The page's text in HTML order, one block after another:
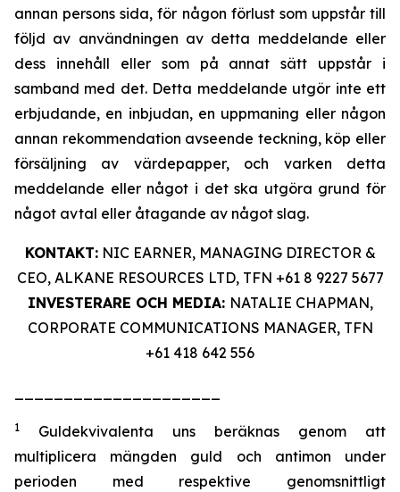
annan persons sida, för någon förlust som uppstår till
följd av användningen av detta meddelande eller
dess innehåll eller som på annat sätt uppstår i
samband med det. Detta meddelande utgör inte ett
erbjudande, en inbjudan, en uppmaning eller någon
annan rekommendation avseende teckning, köp eller
försäljning av värdepapper, och varken detta
meddelande eller något i det ska utgöra grund för
något avtal eller åtagande av något slag.
KONTAKT:NIC EARNER, MANAGING DIRECTOR &
CEO, ALKANE RESOURCES LTD, TFN +61 8 9227 5677
INVESTERARE OCH MEDIA: NATALIE CHAPMAN,
CORPORATE COMMUNICATIONS MANAGER, TFN
+61 418 642 556
1
Guldekvivalenta uns beräknas genom att
multiplicera mängden guld och antimon under
perioden med respektive genomsnittligt